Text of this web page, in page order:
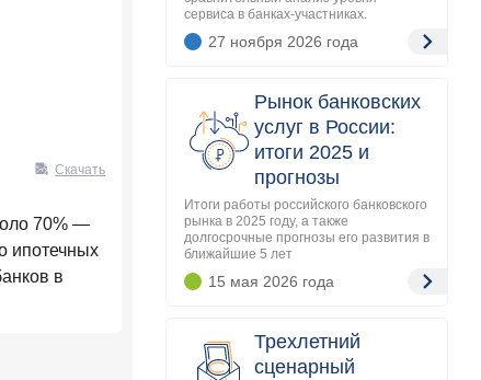
Скачать
70% —
ипотечных
в
сервиса в банках-участниках.
27 ноября 2026 года
Рынок банковских
услуг в России:
итоги 2025 и
прогнозы
Итоги работы российского банковского
рынка в 2025 году, а также
долгосрочные прогнозы его развития в
ближайшие 5 лет
15 мая 2026 года
Трехлетний
сценарный